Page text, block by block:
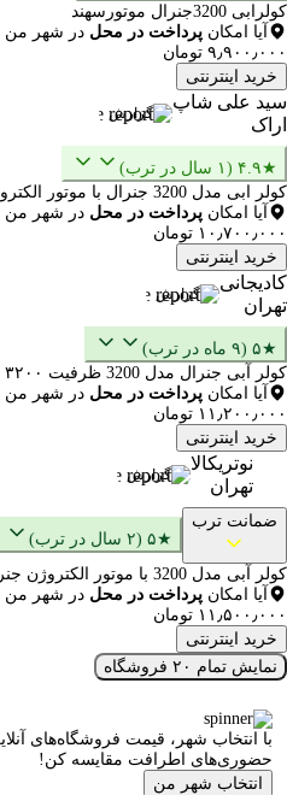
کولرابی 3200جنرال موتورسهند
آیا امکان پرداخت در محل در شهر من
۹٫۹۰۰٫۰۰۰ تومان
خرید اینترنتی
سید علی شاپ
اراک
گزارش
★۴.۹ (۱ سال در ترب)
کولر ابی مدل 3200 جنرال با موتور الکتروژن
آیا امکان پرداخت در محل در شهر من
۱۰٫۷۰۰٫۰۰۰ تومان
خرید اینترنتی
کادیجانی
تهران
گزارش
★۵ (۹ ماه در ترب)
کولر آبی جنرال مدل 3200 ظرفیت ۳۲۰۰ با موتور ال
آیا امکان پرداخت در محل در شهر من
۱۱٫۲۰۰٫۰۰۰ تومان
خرید اینترنتی
نوتریکالا
تهران
گزارش
ضمانت ترب
★۵ (۲ سال در ترب)
کولر آبی مدل 3200 با موتور الکتروژن جنرال
آیا امکان پرداخت در محل در شهر من
۱۱٫۵۰۰٫۰۰۰ تومان
خرید اینترنتی
نمایش تمام ۲۰ فروشگاه
با انتخاب شهر، قیمت فروشگاه‌های
حضوری‌های اطرافت مقایسه کن!
انتخاب شهر من